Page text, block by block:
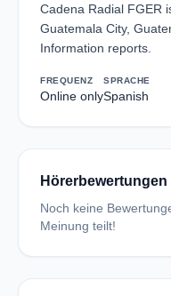
Cadena Radial FGER
Guatemala City,
Information reports.
FREQUENZ
Online only
SPRACHE
Spanish
Hörerbewertungen
Noch keine
Meinung teilt!